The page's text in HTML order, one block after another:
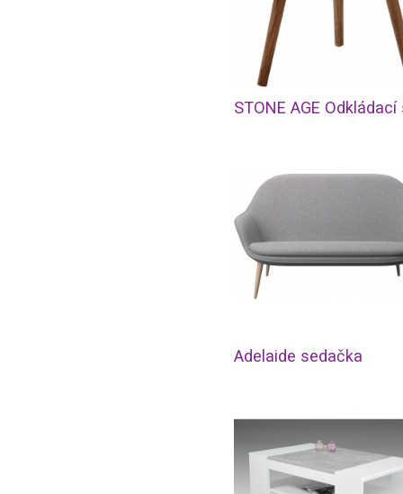
Adelaide sedačka